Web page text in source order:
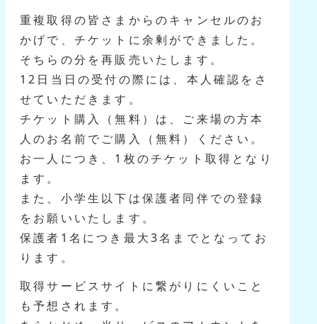
重複取得の皆さまからのキャンセルのお
かげで、チケットに余剰ができました。
そちらの分を再販売いたします。
12日当日の受付の際には、本人確認をさ
せていただきます。
チケット購入（無料）は、ご来場の方本
人のお名前でご購入（無料）ください。
お一人につき、1枚のチケット取得となり
ます。
また、小学生以下は保護者同伴での登録
をお願いいたします。
保護者1名につき最大3名までとなってお
ります。
取得サービスサイトに繋がりにくいこと
も予想されます。